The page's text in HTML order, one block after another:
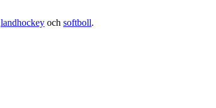
landhockey och softboll.